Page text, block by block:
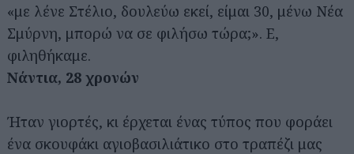
«με λένε Στέλιο, δουλεύω εκεί, είμαι 30, μένω Νέα
Σμύρνη, μπορώ να σε φιλήσω τώρα;». Ε,
φιληθήκαμε.
Νάντια, 28 χρονών
Ήταν γιορτές, κι έρχεται ένας τύπος που φοράει
ένα σκουφάκι αγιοβασιλιάτικο στο τραπέζι μας